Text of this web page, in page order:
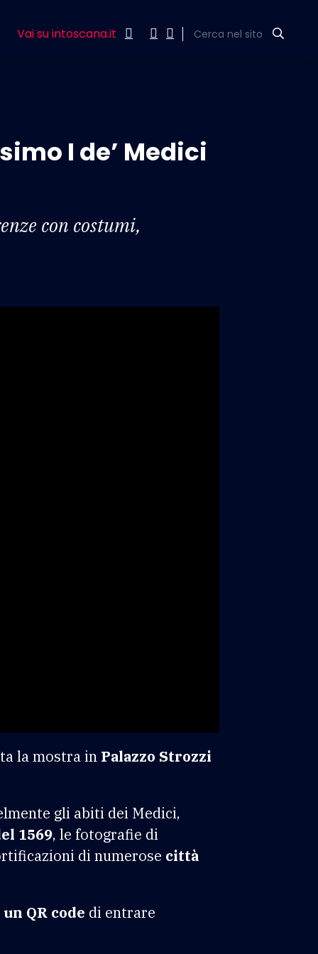
Vai su intoscana.it Cerca nel sito
I de’ Medici
con costumi,
la mostra in Palazzo Strozzi
gli abiti dei Medici,
1569, le fotografie di
di numerose città
QR code di entrare